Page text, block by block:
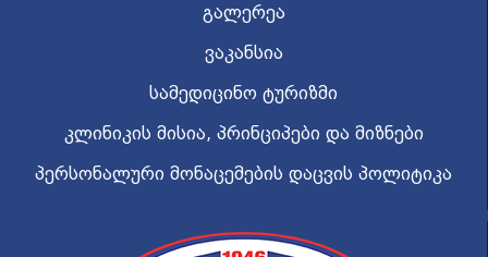
გალერეა
ვაკანსია
სამედიცინო ტურიზმი
კლინიკის მისია, პრინციპები და მიზნები
პერსონალური მონაცემების დაცვის პოლიტიკა